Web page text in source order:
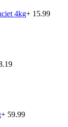
4kg+ 15.99
+ 59.99